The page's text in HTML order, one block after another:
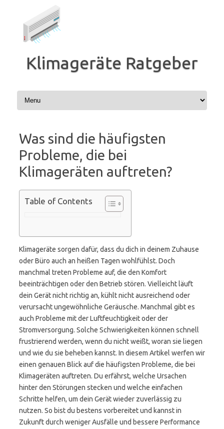
Klimageräte Ratgeber
Was sind die häufigsten
Probleme, die bei
Klimageräten auftreten?
Table of Contents
Klimageräte sorgen dafür, dass du dich in deinem Zuhause
oder Büro auch an heißen Tagen wohlfühlst. Doch
manchmal treten Probleme auf, die den Komfort
beeinträchtigen oder den Betrieb stören. Vielleicht läuft
dein Gerät nicht richtig an, kühlt nicht ausreichend oder
verursacht ungewöhnliche Geräusche. Manchmal gibt es
auch Probleme mit der Luftfeuchtigkeit oder der
Stromversorgung. Solche Schwierigkeiten können schnell
frustrierend werden, wenn du nicht weißt, woran sie liegen
und wie du sie beheben kannst. In diesem Artikel werfen wir
einen genauen Blick auf die häufigsten Probleme, die bei
Klimageräten auftreten. Du erfährst, welche Ursachen
hinter den Störungen stecken und welche einfachen
Schritte helfen, um dein Gerät wieder zuverlässig zu
nutzen. So bist du bestens vorbereitet und kannst in
Zukunft durch weniger Ausfälle und bessere Performance